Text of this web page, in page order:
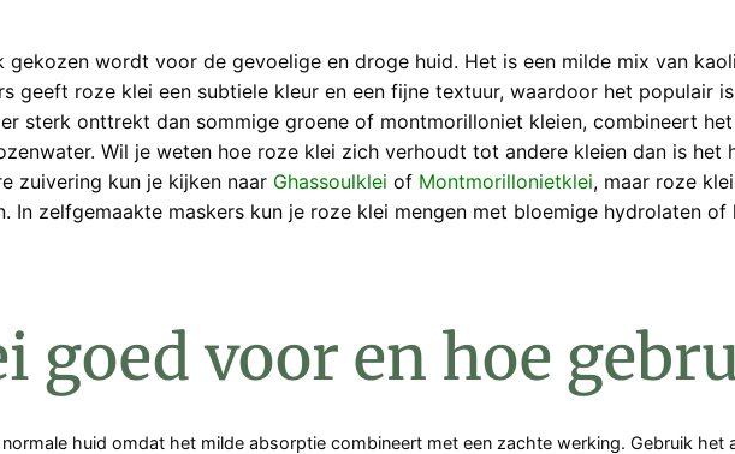
wordt voor de gevoelige en droge huid. Het is een milde mix van
geeft roze klei een subtiele kleur en een fijne textuur, waardoor het populair
sterk onttrekt dan sommige groene of montmorilloniet kleien, combineert
Wil je weten hoe roze klei zich verhoudt tot andere kleien dan is het
zuivering kun je kijken naar Ghassoulklei of Montmorillonietklei, maar roze
zelfgemaakte maskers kun je roze klei mengen met bloemige hydrolaten
goed voor en hoe
huid omdat het milde absorptie combineert met een zachte werking. Gebruik